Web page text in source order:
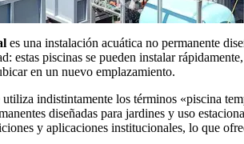
es una instalación acuática no permanente
estas piscinas se pueden instalar
en un nuevo emplazamiento.
indistintamente los términos «piscina
diseñadas para jardines y uso
y aplicaciones institucionales, lo que